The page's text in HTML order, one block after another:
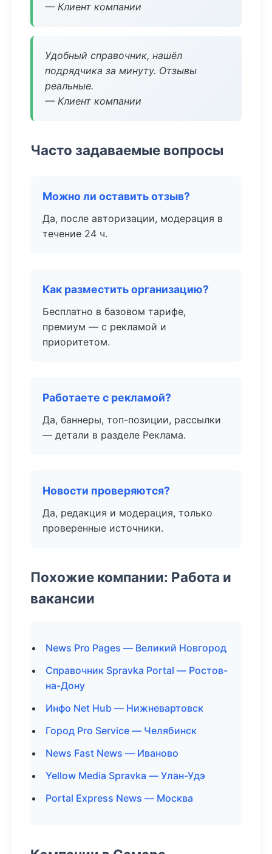
— Клиент компании
Удобный справочник, нашёл
подрядчика за минуту. Отзывы
реальные.
— Клиент компании
Часто задаваемые вопросы
Можно ли оставить отзыв?
Да, после авторизации, модерация в
течение 24 ч.
Как разместить организацию?
Бесплатно в базовом тарифе,
премиум — с рекламой и
приоритетом.
Работаете с рекламой?
Да, баннеры, топ-позиции, рассылки
— детали в разделе Реклама.
Новости проверяются?
Да, редакция и модерация, только
проверенные источники.
Похожие компании: Работа и
вакансии
News Pro Pages — Великий Новгород
Справочник Spravka Portal — Ростов-
на-Дону
Инфо Net Hub — Нижневартовск
Город Pro Service — Челябинск
News Fast News — Иваново
Yellow Media Spravka — Улан-Удэ
Portal Express News — Москва